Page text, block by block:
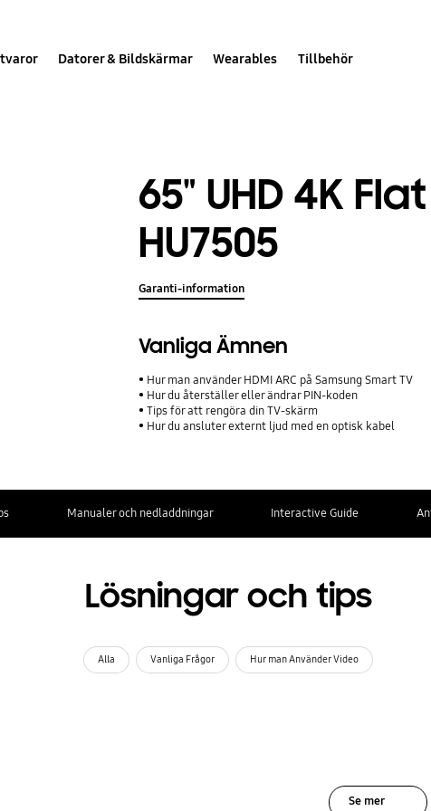
Datorer & Bildskärmar Wearables Tillbehör
65" UHD 4K
HU7505
Garanti-information
Vanliga Ämnen
Hur man använder HDMI ARC på Samsung Smart TV
Hur du återställer eller ändrar PIN-koden
Tips för att rengöra din TV-skärm
Hur du ansluter externt ljud med en optisk kabel
Manualer och nedladdningar Interactive Guide
Lösningar och tips
Alla Vanliga Frågor Hur man Använder Video
Se mer